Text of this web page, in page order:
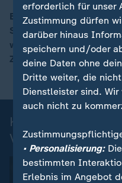
00:16
Bei den
Sozialpartner einig
wieder auf
ZDF-Korrespondent
Kurznachrichten:
Videos
erforderlich für unser
Zustimmung dürfen
darüber hinaus
speichern und/oder
deine Daten ohne
Dritte weiter, die
Dienstleister sind.
auch nicht zu
• Personalisierung:
bestimmten
Erlebnis im Angebot